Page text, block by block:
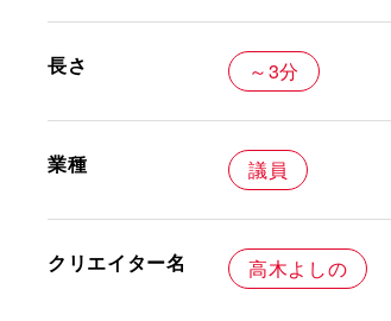
長さ ～3分
業種 議員
クリエイター名 高木よしの